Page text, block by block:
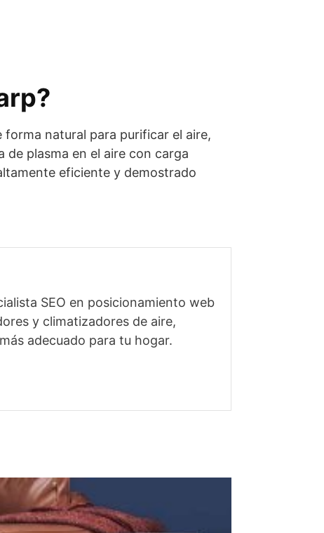
natural para purificar el aire,
de plasma en el aire con carga
eficiente y demostrado
SEO en posicionamiento web
y climatizadores de aire,
adecuado para tu hogar.